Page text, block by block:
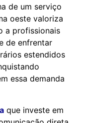
de um serviço
oeste valoriza
a profissionais
de enfrentar
estendidos
essa demanda
que investe em